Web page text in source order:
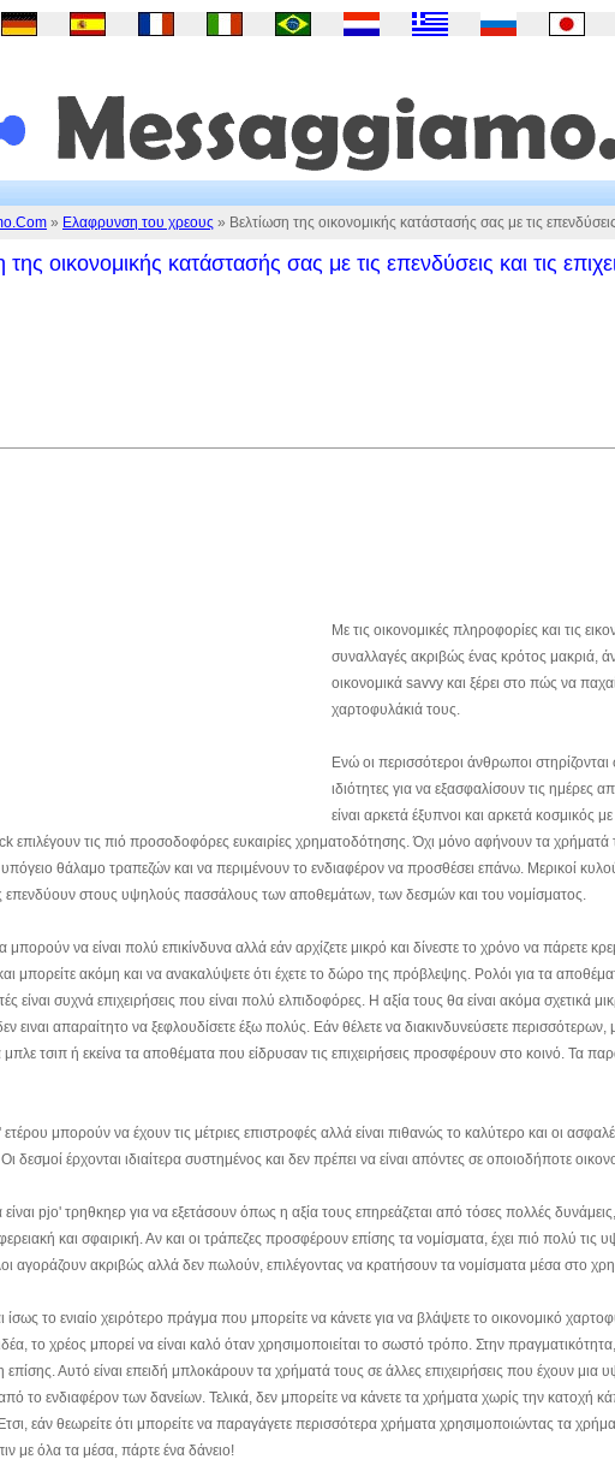
» Ελαφρυνση του χρεους » Βελτίωση της οικονομικής κατάστασής σας με τις επενδύσεις
οικονομικής κατάστασής σας με τις επενδύσεις και τις
Με τις οικονομικές πληροφορίες και τις
συναλλαγές ακριβώς ένας κρότος μακριά,
οικονομικά savvy και ξέρει στο πώς να
χαρτοφυλάκιά τους.
Ενώ οι περισσότεροι άνθρωποι στηρίζονται
ιδιότητες για να εξασφαλίσουν τις ημέρες
είναι αρκετά έξυπνοι και αρκετά κοσμικός
επιλέγουν τις πιό προσοδοφόρες ευκαιρίες χρηματοδότησης. Όχι μόνο αφήνουν τα
θάλαμο τραπεζών και να περιμένουν το ενδιαφέρον να προσθέσει επάνω. Μερικοί
επενδύουν στους υψηλούς πασσάλους των αποθεμάτων, των δεσμών και του νομίσματος.
να είναι πολύ επικίνδυνα αλλά εάν αρχίζετε μικρό και δίνεστε το χρόνο να πάρετε
μπορείτε ακόμη και να ανακαλύψετε ότι έχετε το δώρο της πρόβλεψης. Ρολόι για τα
είναι συχνά επιχειρήσεις που είναι πολύ ελπιδοφόρες. Η αξία τους θα είναι ακόμα σχετικά
ειναι απαραίτητο να ξεφλουδίσετε έξω πολύς. Εάν θέλετε να διακινδυνεύσετε περισσότερων,
τσιπ ή εκείνα τα αποθέματα που είδρυσαν τις επιχειρήσεις προσφέρουν στο κοινό. Τα
μπορούν να έχουν τις μέτριες επιστροφές αλλά είναι πιθανώς το καλύτερο και οι
δεσμοί έρχονται ιδιαίτερα συστημένος και δεν πρέπει να είναι απόντες σε οποιοδήποτε
είναι pjo' τρηθκηερ για να εξετάσουν όπως η αξία τους επηρεάζεται από τόσες πολλές
και σφαιρική. Αν και οι τράπεζες προσφέρουν επίσης τα νομίσματα, έχει πιό πολύ τις
αγοράζουν ακριβώς αλλά δεν πωλούν, επιλέγοντας να κρατήσουν τα νομίσματα μέσα στο
ίσως το ενιαίο χειρότερο πράγμα που μπορείτε να κάνετε για να βλάψετε το οικονομικό
το χρέος μπορεί να είναι καλό όταν χρησιμοποιείται το σωστό τρόπο. Στην πραγματικότητα,
επίσης. Αυτό είναι επειδή μπλοκάρουν τα χρήματά τους σε άλλες επιχειρήσεις που έχουν μια
το ενδιαφέρον των δανείων. Τελικά, δεν μπορείτε να κάνετε τα χρήματα χωρίς την κατοχή
εάν θεωρείτε ότι μπορείτε να παραγάγετε περισσότερα χρήματα χρησιμοποιώντας τα
με όλα τα μέσα, πάρτε ένα δάνειο!